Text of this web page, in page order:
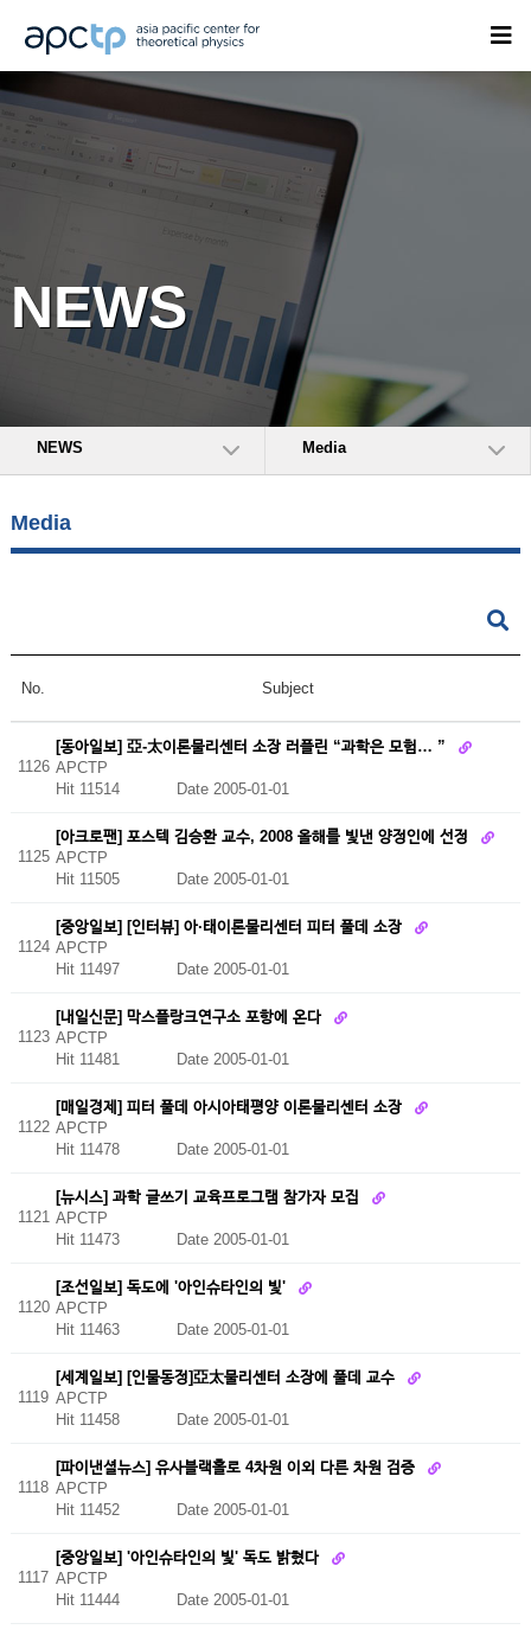
NEWS
NEWS Media
Media
No. Subject
1126
[동아일보] 亞-太이론물리센터 소장 러플린 “과학은 모험… ”
APCTP
Hit 11514
Date 2005-01-01
1125
[아크로팬] 포스텍 김승환 교수, 2008 올해를 빛낸 양정인에 선정
APCTP
Hit 11505
Date 2005-01-01
1124
[중앙일보] [인터뷰] 아·태이론물리센터 피터 풀데 소장
APCTP
Hit 11497
Date 2005-01-01
1123
[내일신문] 막스플랑크연구소 포항에 온다
APCTP
Hit 11481
Date 2005-01-01
1122
[매일경제] 피터 풀데 아시아태평양 이론물리센터 소장
APCTP
Hit 11478
Date 2005-01-01
1121
[뉴시스] 과학 글쓰기 교육프로그램 참가자 모집
APCTP
Hit 11473
Date 2005-01-01
1120
[조선일보] 독도에 '아인슈타인의 빛'
APCTP
Hit 11463
Date 2005-01-01
1119
[세계일보] [인물동정]亞太물리센터 소장에 풀데 교수
APCTP
Hit 11458
Date 2005-01-01
1118
[파이낸셜뉴스] 유사블랙홀로 4차원 이외 다른 차원 검증
APCTP
Hit 11452
Date 2005-01-01
1117
[중앙일보] '아인슈타인의 빛' 독도 밝혔다
APCTP
Hit 11444
Date 2005-01-01